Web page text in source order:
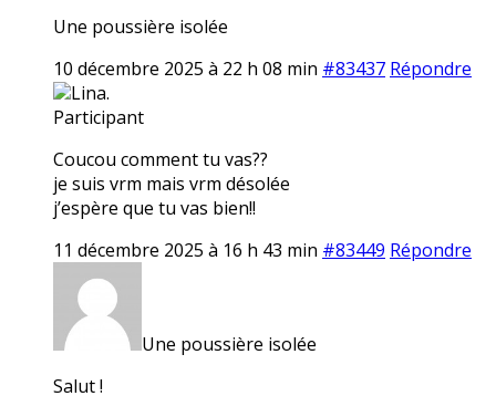
Une poussière isolée
10 décembre 2025 à 22 h 08 min #83437 Répondre
Lina.
Participant
Coucou comment tu vas??
je suis vrm mais vrm désolée
j’espère que tu vas bien!!
11 décembre 2025 à 16 h 43 min #83449 Répondre
Une poussière isolée
Salut !